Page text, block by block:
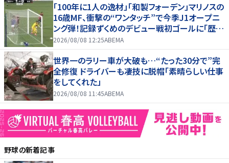
「100年に1人の逸材」「和製フォーデン」マリノスの
16歳MF、衝撃の“ワンタッチ”で今季J1オープニ
ング弾！記録ずくめのデビュー戦初ゴールに「歴史
を作りよった」
2026/08/08 12:25ABEMA
世界一のラリー車が大破も…“たった30分で”完
全修復 ドライバーも凄技に脱帽「素晴らしい仕事
をしてくれた」
2026/08/08 11:45ABEMA
野球の新着記事